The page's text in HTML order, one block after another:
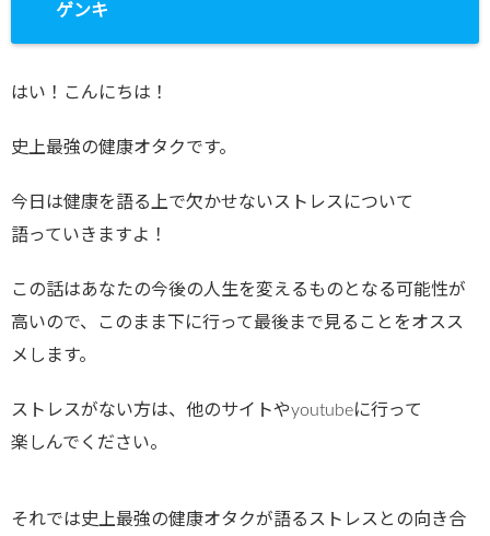
ゲンキ
はい！こんにちは！
史上最強の健康オタクです。
今日は健康を語る上で欠かせないストレスについて
語っていきますよ！
この話はあなたの今後の人生を変えるものとなる可能性が
高いので、このまま下に行って最後まで見ることをオスス
メします。
ストレスがない方は、他のサイトやyoutubeに行って
楽しんでください。
それでは史上最強の健康オタクが語るストレスとの向き合